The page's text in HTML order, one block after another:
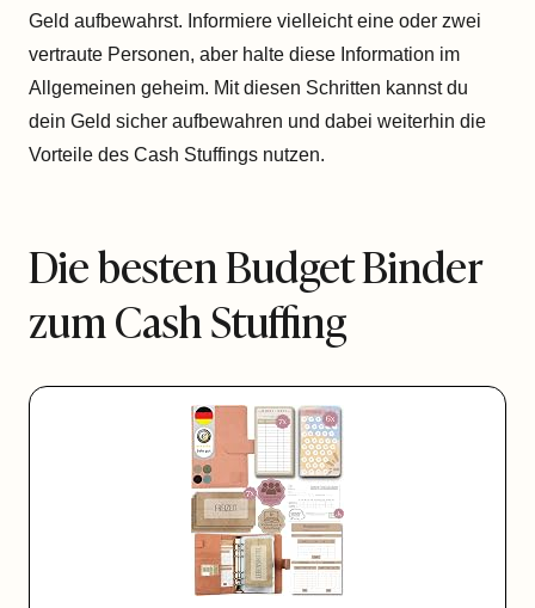
Geld aufbewahrst. Informiere vielleicht eine oder zwei
vertraute Personen, aber halte diese Information im
Allgemeinen geheim. Mit diesen Schritten kannst du
dein Geld sicher aufbewahren und dabei weiterhin die
Vorteile des Cash Stuffings nutzen.
Die besten Budget Binder
zum Cash Stuffing